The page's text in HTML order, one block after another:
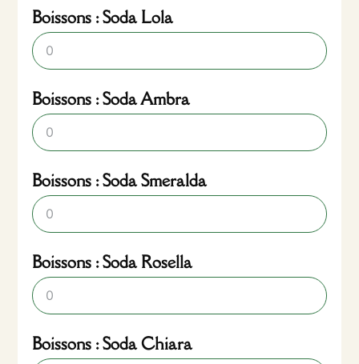
Boissons : Soda Lola
Boissons : Soda Ambra
Boissons : Soda Smeralda
Boissons : Soda Rosella
Boissons : Soda Chiara